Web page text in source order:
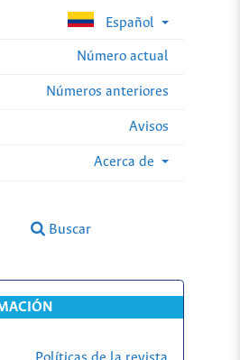
Español
Número actual
Números anteriores
Avisos
Acerca de
Buscar